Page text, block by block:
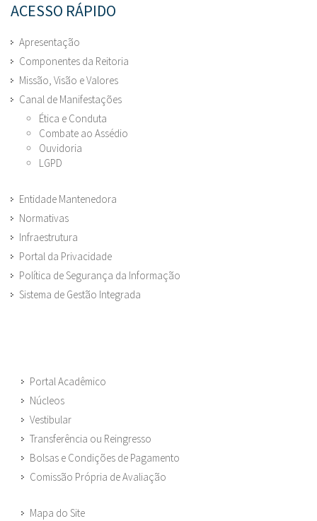
ACESSO RÁPIDO
Apresentação
Componentes da Reitoria
Missão, Visão e Valores
Canal de Manifestações
Ética e Conduta
Combate ao Assédio
Ouvidoria
LGPD
Entidade Mantenedora
Normativas
Infraestrutura
Portal da Privacidade
Política de Segurança da Informação
Sistema de Gestão Integrada
Portal Acadêmico
Núcleos
Vestibular
Transferência ou Reingresso
Bolsas e Condições de Pagamento
Comissão Própria de Avaliação
Mapa do Site